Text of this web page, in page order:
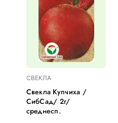
СВЕКЛА
Свекла Купчиха /
СибСад/ 2г/
среднесп.